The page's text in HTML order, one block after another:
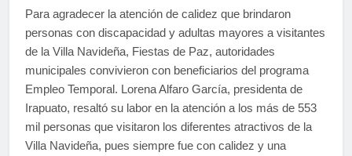
Para agradecer la atención de calidez que brindaron
personas con discapacidad y adultas mayores a visitantes
de la Villa Navideña, Fiestas de Paz, autoridades
municipales convivieron con beneficiarios del programa
Empleo Temporal. Lorena Alfaro García, presidenta de
Irapuato, resaltó su labor en la atención a los más de 553
mil personas que visitaron los diferentes atractivos de la
Villa Navideña, pues siempre fue con calidez y una